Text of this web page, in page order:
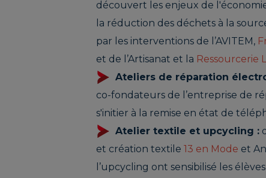
découvert les enjeux de
la réduction des déchets à la
par les interventions de l’AVITEM,
et de l’Artisanat et la Ressourcerie
Ateliers de réparation
co-fondateurs de l’entreprise de
s'initier à la remise en état de
Atelier textile et upcycling :
et création textile 13 en Mode et
l’upcycling ont sensibilisé les